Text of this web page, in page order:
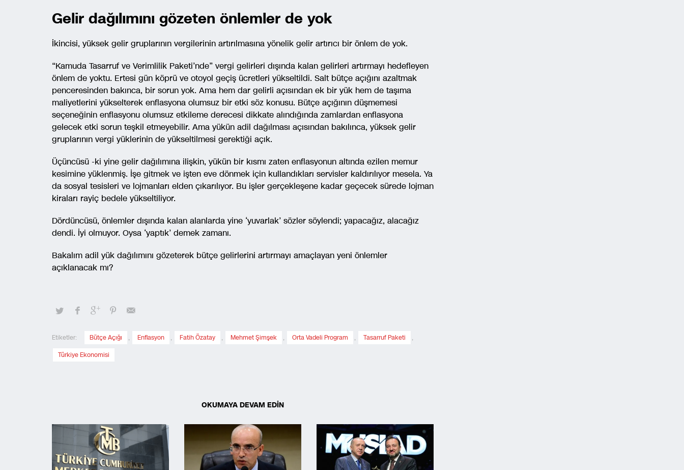
Gelir dağılımını gözeten önlemler de yok
İkincisi, yüksek gelir gruplarının vergilerinin artırılmasına yönelik gelir artırıcı bir önlem de yok.
“Kamuda Tasarruf ve Verimlilik Paketi’nde” vergi gelirleri dışında kalan gelirleri artırmayı hedefleyen
önlem de yoktu. Ertesi gün köprü ve otoyol geçiş ücretleri yükseltildi. Salt bütçe açığını azaltmak
penceresinden bakınca, bir sorun yok. Ama hem dar gelirli açısından ek bir yük hem de taşıma
maliyetlerini yükselterek enflasyona olumsuz bir etki söz konusu. Bütçe açığının düşmemesi
seçeneğinin enflasyonu olumsuz etkileme derecesi dikkate alındığında zamlardan enflasyona
gelecek etki sorun teşkil etmeyebilir. Ama yükün adil dağılması açısından bakılınca, yüksek gelir
gruplarının vergi yüklerinin de yükseltilmesi gerektiği açık.
Üçüncüsü -ki yine gelir dağılımına ilişkin, yükün bir kısmı zaten enflasyonun altında ezilen memur
kesimine yüklenmiş. İşe gitmek ve işten eve dönmek için kullandıkları servisler kaldırılıyor mesela. Ya
da sosyal tesisleri ve lojmanları elden çıkarılıyor. Bu işler gerçekleşene kadar geçecek sürede lojman
kiraları rayiç bedele yükseltiliyor.
Dördüncüsü, önlemler dışında kalan alanlarda yine ‘yuvarlak’ sözler söylendi; yapacağız, alacağız
dendi. İyi olmuyor. Oysa ‘yaptık’ demek zamanı.
Bakalım adil yük dağılımını gözeterek bütçe gelirlerini artırmayı amaçlayan yeni önlemler
açıklanacak mı?
Etiketler: Bütçe Açığı , Enflasyon , Fatih Özatay , Mehmet Şimşek , Orta Vadeli Program , Tasarruf Paketi ,
Türkiye Ekonomisi
OKUMAYA DEVAM EDİN